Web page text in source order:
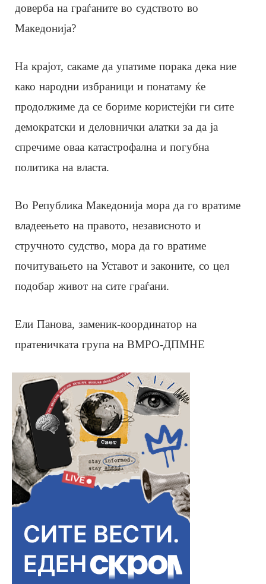
доверба на граѓаните во судството во
Македонија?
На крајот, сакаме да упатиме порака дека ние
како народни избраници и понатаму ќе
продолжиме да се бориме користејќи ги сите
демократски и деловнички алатки за да ја
спречиме оваа катастрофална и погубна
политика на власта.
Во Република Македонија мора да го вратиме
владеењето на правото, независното и
стручното судство, мора да го вратиме
почитувањето на Уставот и законите, со цел
подобар живот на сите граѓани.
Ели Панова, заменик-координатор на
пратеничката група на ВМРО-ДПМНЕ